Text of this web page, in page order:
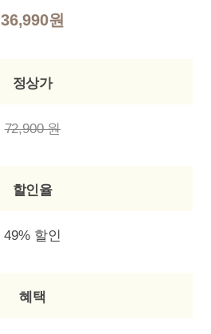
36,990원
정상가
72,900 원
할인율
49% 할인
혜택